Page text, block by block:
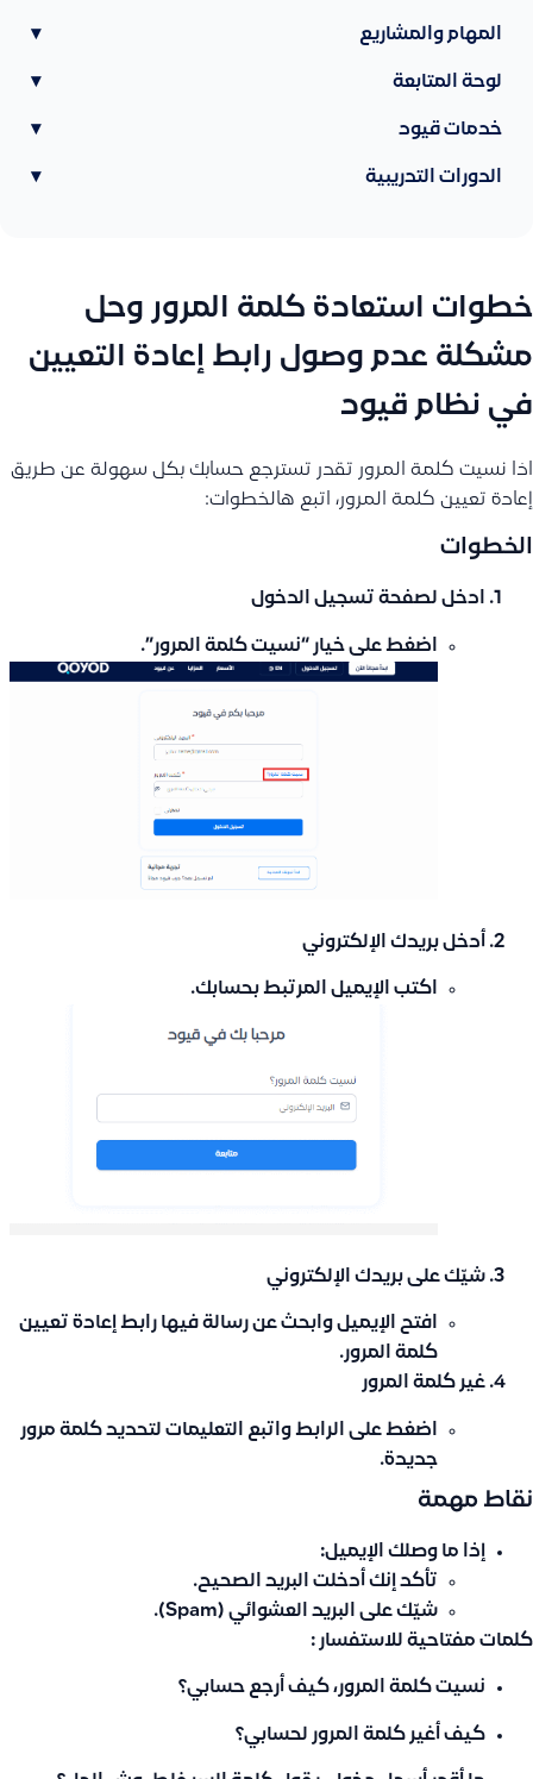
المهام والمشاريع ▾
لوحة المتابعة ▾
خدمات قيود ▾
الدورات التدريبية ▾
خطوات استعادة كلمة المرور وحل
مشكلة عدم وصول رابط إعادة التعيين
في نظام قيود
اذا نسيت كلمة المرور تقدر تسترجع حسابك بكل سهولة عن طريق
إعادة تعيين كلمة المرور، اتبع هالخطوات:
الخطوات
ادخل لصفحة تسجيل الدخول
اضغط على خيار “نسيت كلمة المرور”.
أدخل بريدك الإلكتروني
اكتب الإيميل المرتبط بحسابك.
شيّك على بريدك الإلكتروني
افتح الإيميل وابحث عن رسالة فيها رابط إعادة تعيين
كلمة المرور.
غير كلمة المرور
اضغط على الرابط واتبع التعليمات لتحديد كلمة مرور
جديدة.
نقاط مهمة
إذا ما وصلك الإيميل:
تأكد إنك أدخلت البريد الصحيح.
شيّك على البريد العشوائي (Spam)
.
كلمات مفتاحية للاستفسار :
نسيت كلمة المرور، كيف أرجع حسابي؟
كيف أغير كلمة المرور لحسابي؟